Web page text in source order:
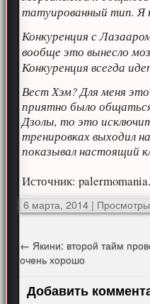
татуированный тип. Я
Конкуренция с
вообще это вынесло
Конкуренция всегда
Вест Хэм? Для меня
приятно было
Дзолы, то это
тренировках выходил
показывал настоящий
Источник:
6 марта, 2014 |
← Якини: второй тайм
очень хорошо
Добавить